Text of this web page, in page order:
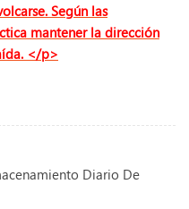
Según las
mantener la dirección
</p>
Diario De